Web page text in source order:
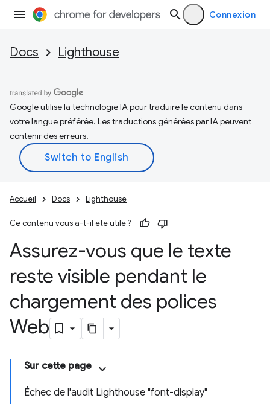
Connexion
Docs Lighthouse
Google utilise la technologie IA pour traduire le contenu dans
votre langue préférée. Les traductions générées par IA peuvent
contenir des erreurs.
Accueil Docs Lighthouse
Ce contenu vous a-t-il été utile ?
Assurez-vous que le texte
reste visible pendant le
chargement des polices
Web
Sur cette page
Échec de l'audit Lighthouse "font-display"